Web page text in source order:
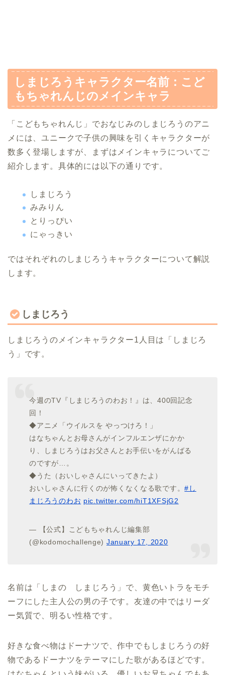
しまじろうキャラクター名前：こど
もちゃれんじのメインキャラ
「こどもちゃれんじ」でおなじみのしまじろうのアニ
メには、ユニークで子供の興味を引くキャラクターが
数多く登場しますが、まずはメインキャラについてご
紹介します。具体的には以下の通りです。
しまじろう
みみりん
とりっぴい
にゃっきい
ではそれぞれのしまじろうキャラクターについて解説
します。
しまじろう
しまじろうのメインキャラクター1人目は「しまじろ
う」です。
今週のTV『しまじろうのわお！』は、400回記念
回！
◆アニメ「ウイルスを やっつけろ！」
はなちゃんとお母さんがインフルエンザにかか
り、しまじろうはお父さんとお手伝いをがんばる
のですが…。
◆うた（おいしゃさんにいってきたよ）
おいしゃさんに行くのが怖くなくなる歌です。#し
まじろうのわお pic.twitter.com/hiT1XFSjG2
— 【公式】こどもちゃれんじ編集部
(@kodomochallenge) January 17, 2020
名前は「しまの しまじろう」で、黄色いトラをモチ
ーフにした主人公の男の子です。友達の中ではリーダ
ー気質で、明るい性格です。
好きな食べ物はドーナツで、作中でもしまじろうの好
物であるドーナツをテーマにした歌があるほどです。